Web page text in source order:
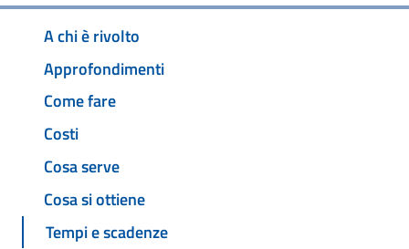
A chi è rivolto
Approfondimenti
Come fare
Costi
Cosa serve
Cosa si ottiene
Tempi e scadenze